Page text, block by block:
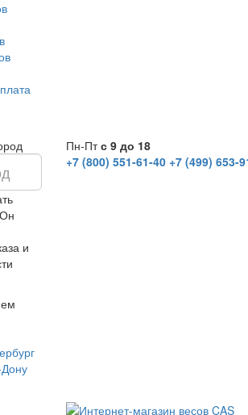
и
Пн-Птс 9 до 18
+7 (800) 551-61-40 +7 (499) 653-